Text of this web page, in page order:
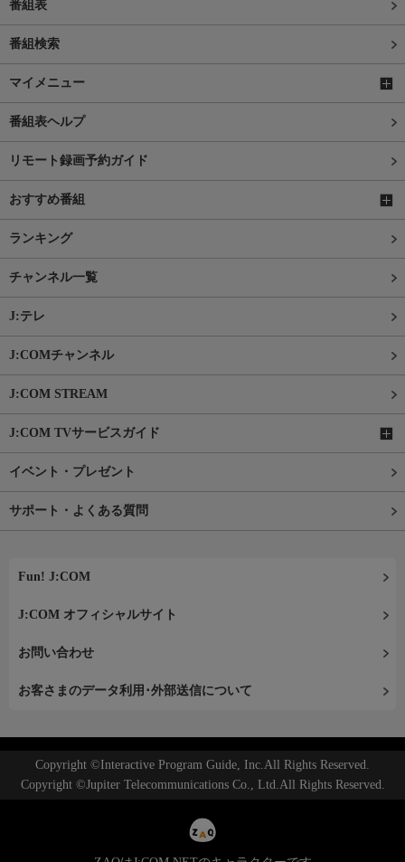
番組表
番組検索
マイメニュー
番組表ヘルプ
リモート録画予約ガイド
おすすめ番組
ランキング
チャンネル一覧
J:テレ
J:COMチャンネル
J:COM STREAM
J:COM TVサービスガイド
イベント・プレゼント
サポート・よくある質問
Fun! J:COM
J:COM オフィシャルサイト
お問い合わせ
お客さまのデータ利用･外部送信について
Copyright ©Interactive Program Guide, Inc.All Rights Reserved.
Copyright ©Jupiter Telecommunications Co., Ltd.All Rights Reserved.